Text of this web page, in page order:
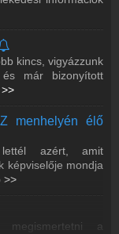
és
Sárrét Egyesület
Vera és Tóthné
>>
érthetően)
fizikussal,
tudomány világáról
>>
legfontosabb
kincs, vigyázzunk
már bizonyított
menhelyén élő
azért, amit
képviselője mondja
>>
megismertetni a